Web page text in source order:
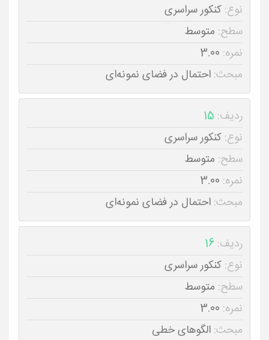
نوع: کنکور سراسری
سطح: متوسط
نمره: 3.00
مبحث: احتمال در فضای نمونه‌ای
ردیف: 15
نوع: کنکور سراسری
سطح: متوسط
نمره: 3.00
مبحث: احتمال در فضای نمونه‌ای
ردیف: 16
نوع: کنکور سراسری
سطح: متوسط
نمره: 3.00
مبحث: الگوهای خطی